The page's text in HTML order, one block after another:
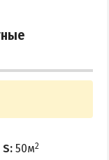
S: 50м2